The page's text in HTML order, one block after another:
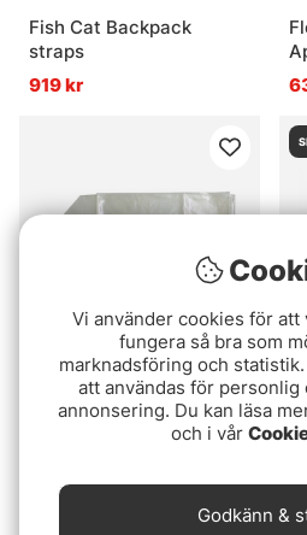
Fish Cat Backpack
straps
919 kr
Reservblåsa Rygg till
Fish Cat Deluxe & SFC
Vi använder cookies för att
fungera så bra som
marknadsföring och
att användas för
annonsering. Du kan läsa
och i vår
Godkänn &